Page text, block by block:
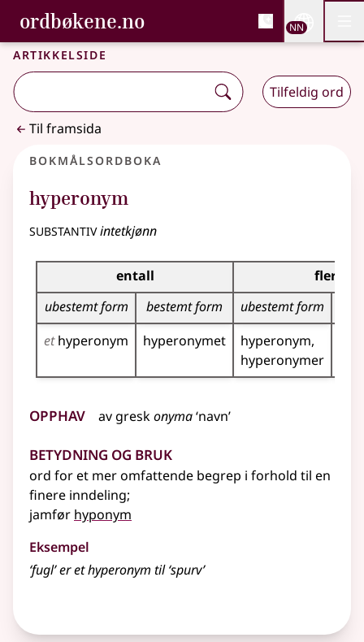
Gå til hovudinnhald
Tilgjenge
ordbøkene.no, Bokmålsordboka og
Bokmålsordboka og Nynorskordboka
NN
Artikkelside
Tilfeldig ord
Til framsida
Bokmålsordboka
hyperonym
substantivintetkjønn
Bøyingstabell for dette substantivet
entall
flertall
ubestemt form
bestemt form ubestemt form
ethyperonym hyperonymet
hyperonym
hyperonymer
Opphav av greskonyma‘navn’
Betydning og bruk
ord for et mer omfattende begrep i forhold til en
finere inndeling;
jamfør hyponym
Eksempel
‘fugl’ er ethyperonym til ‘spurv’